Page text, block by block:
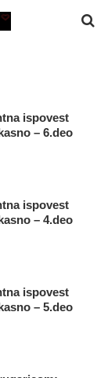
ispovest
– 6.deo
ispovest
– 4.deo
ispovest
– 5.deo